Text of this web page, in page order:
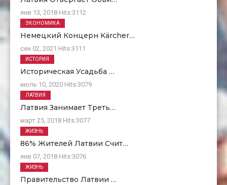
янв 13, 2018 Hits:3112
Немецкий Концерн Kärcher…
сен 02, 2021 Hits:3111
ЭКОНОМИКА
Историческая Усадьба …
июль 10, 2020 Hits:3079
ИСТОРИЯ
Латвия Занимает Треть…
март 25, 2018 Hits:3077
ЛАТВИЯ
86% Жителей Латвии Счит…
янв 07, 2018 Hits:3076
ЖИЗНЬ
Правительство Латвии …
ЖИЗНЬ